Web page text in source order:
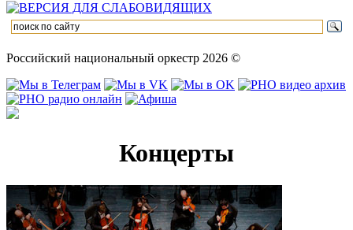
Российский национальный оркестр 2026 ©
Концерты